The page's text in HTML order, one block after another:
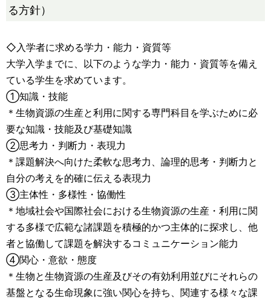
る方針）
◇入学者に求める学力・能力・資質等
大学入学までに、以下のような学力・能力・資質等を備え
ている学生を求めています。
①知識・技能
＊生物資源の生産と利用に関する専門科目を学ぶために必
要な知識・技能及び基礎知識
②思考力・判断力・表現力
＊課題解決へ向けた柔軟な思考力、論理的思考・判断力と
自分の考えを的確に伝える表現力
③主体性・多様性・協働性
＊地域社会や国際社会における生物資源の生産・利用に関
する多様で広範な諸課題を積極的かつ主体的に探求し、他
者と協働して課題を解決するコミュニケーション能力
④関心・意欲・態度
＊生物と生物資源の生産及びその有効利用並びにそれらの
基盤となる生命現象に強い関心を持ち、関連する様々な課